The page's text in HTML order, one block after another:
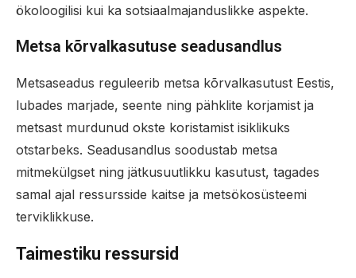
ökoloogilisi kui ka sotsiaalmajanduslikke aspekte.
Metsa kõrvalkasutuse seadusandlus
Metsaseadus reguleerib metsa kõrvalkasutust Eestis,
lubades marjade, seente ning pähklite korjamist ja
metsast murdunud okste koristamist isiklikuks
otstarbeks. Seadusandlus soodustab metsa
mitmekülgset ning jätkusuutlikku kasutust, tagades
samal ajal ressursside kaitse ja metsökosüsteemi
terviklikkuse.
Taimestiku ressursid